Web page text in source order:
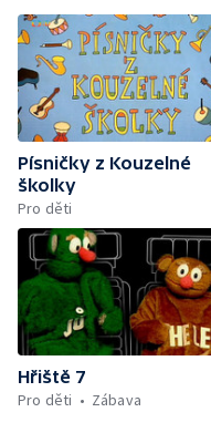
Písničky z Kouzelné
školky
Pro děti
Hřiště 7
Pro děti
Zábava